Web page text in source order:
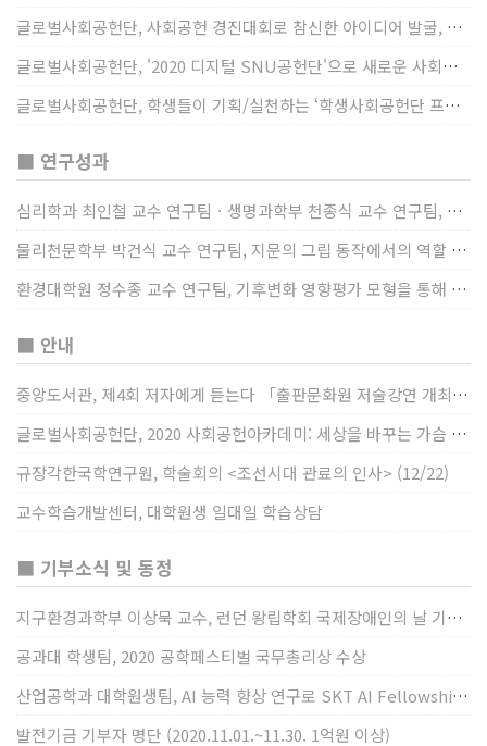
글로벌사회공헌단, 사회공헌 경진대회로 참신한 아이디어 발굴, 지원
글로벌사회공헌단, '2020 디지털 SNU공헌단'으로 새로운 사회공헌에 도전
글로벌사회공헌단, 학생들이 기획/실천하는 ‘학생사회공헌단 프로젝트’ 진행
■ 연구성과
심리학과 최인철 교수 연구팀ㆍ생명과학부 천종식 교수 연구팀, 장내 마이크로바이옴과 정서적 웰빙간 관계 규명
물리천문학부 박건식 교수 연구팀, 지문의 그립 동작에서의 역할 및 원리 규명
환경대학원 정수종 교수 연구팀, 기후변화 영향평가 모형을 통해 기후변화에 따른 급격한 토양수분의 감소가 발생하는 지역과 시간을 규명
■ 안내
중앙도서관, 제4회 저자에게 듣는다 「출판문화원 저술강연 개최」(12/17)
글로벌사회공헌단, 2020 사회공헌아카데미: 세상을 바꾸는 가슴 따뜻한 나눔(12/23~24)
규장각한국학연구원, 학술회의 <조선시대 관료의 인사> (12/22)
교수학습개발센터, 대학원생 일대일 학습상담
■ 기부소식 및 동정
지구환경과학부 이상묵 교수, 런던 왕립학회 국제장애인의 날 기념 “전 세계 장애가 있는 과학자”에 소개
공과대 학생팀, 2020 공학페스티벌 국무총리상 수상
산업공학과 대학원생팀, AI 능력 향상 연구로 SKT AI Fellowship 2기 최우수팀 선정
발전기금 기부자 명단 (2020.11.01.~11.30. 1억원 이상)